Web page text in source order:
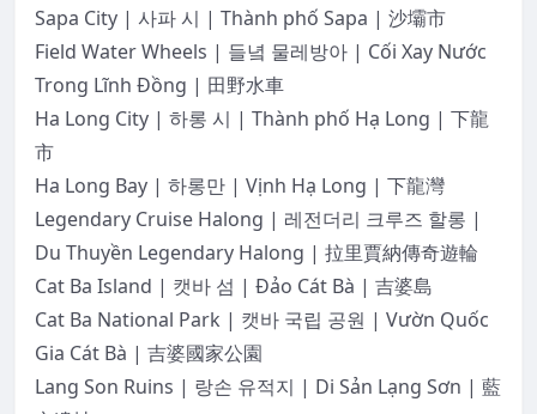
Sapa City | 사파 시 | Thành phố Sapa | 沙壩市
Field Water Wheels | 들녘 물레방아 | Cối Xay Nước
Trong Lĩnh Đồng | 田野水車
Ha Long City | 하롱 시 | Thành phố Hạ Long | 下龍
市
Ha Long Bay | 하롱만 | Vịnh Hạ Long | 下龍灣
Legendary Cruise Halong | 레전더리 크루즈 할롱 |
Du Thuyền Legendary Halong | 拉里賈納傳奇遊輪
Cat Ba Island | 캣바 섬 | Đảo Cát Bà | 吉婆島
Cat Ba National Park | 캣바 국립 공원 | Vườn Quốc
Gia Cát Bà | 吉婆國家公園
Lang Son Ruins | 랑손 유적지 | Di Sản Lạng Sơn | 藍